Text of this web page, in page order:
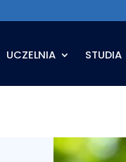
UCZELNIA STUDIA